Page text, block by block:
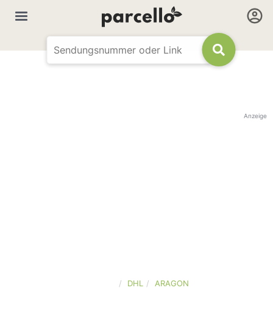
Anzeige
DHL ARAGON